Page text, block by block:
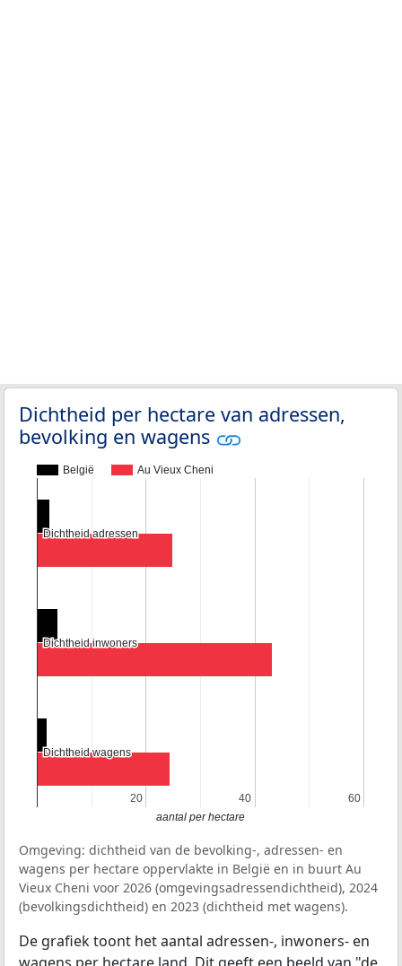
Dichtheid per hectare van adressen,
bevolking en wagens
België Au Vieux Cheni
20
20 40
40 60
60
Dichtheid adressen
Dichtheid adressen
Dichtheid inwoners
Dichtheid inwoners
Dichtheid wagens
Dichtheid wagens
aantal per hectare
Omgeving: dichtheid van de bevolking-, adressen- en
wagens per hectare oppervlakte in België en in buurt Au
Vieux Cheni voor 2026 (omgevingsadressendichtheid), 2024
(bevolkingsdichtheid) en 2023 (dichtheid met wagens).
De grafiek toont het aantal adressen-, inwoners- en